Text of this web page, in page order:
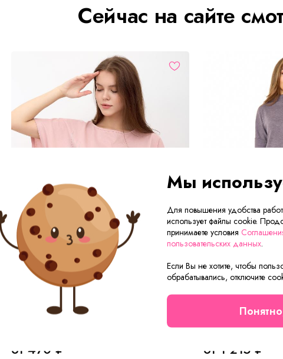
Сейчас на сайте
Туника женская Мадонна А Арт. 8784
от 470 ₽
Платье
от 1 215 ₽
Мы
Для повышения удобства
использует файлы cookie.
принимаете условия
пользовательских данных.
Если Вы не хотите, чтобы
обрабатывались, отключите